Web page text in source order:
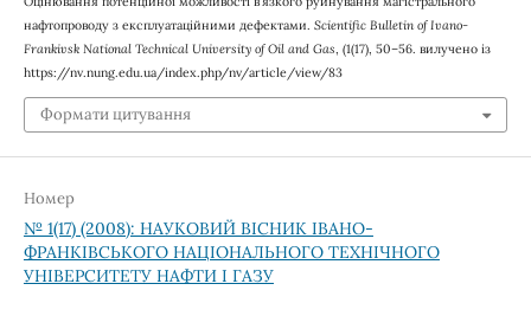
нафтопроводу з експлуатаційними дефектами. Scientific Bulletin of Ivano-
Frankivsk National Technical University of Oil and Gas, (1(17), 50–56. вилучено із
https://nv.nung.edu.ua/index.php/nv/article/view/83
Формати цитування
Номер
№ 1(17) (2008): НАУКОВИЙ ВІСНИК ІВАНО-
ФРАНКІВСЬКОГО НАЦІОНАЛЬНОГО ТЕХНІЧНОГО
УНІВЕРСИТЕТУ НАФТИ І ГАЗУ